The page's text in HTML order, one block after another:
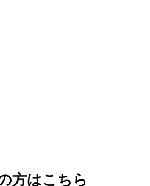
方はこちら